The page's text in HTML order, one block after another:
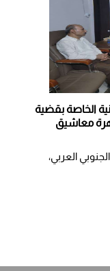
الخاصة بقضية
معاشيق
العربي،